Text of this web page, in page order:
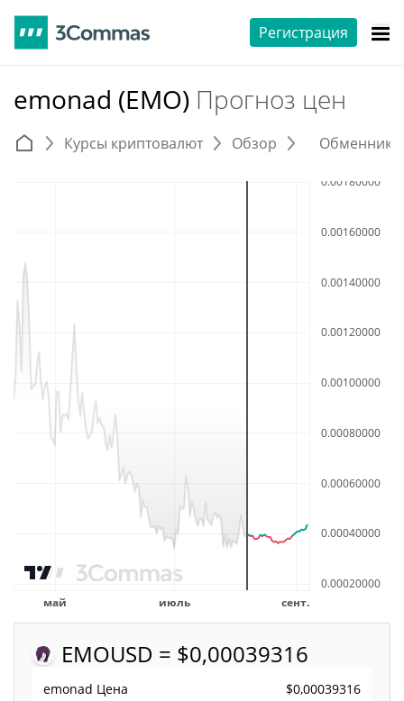
Регистрация
emonad (EMO) Прогноз цен
Курсы криптовалют Обзор
EMOUSD = $0,00039316
emonad Цена $0,00039316